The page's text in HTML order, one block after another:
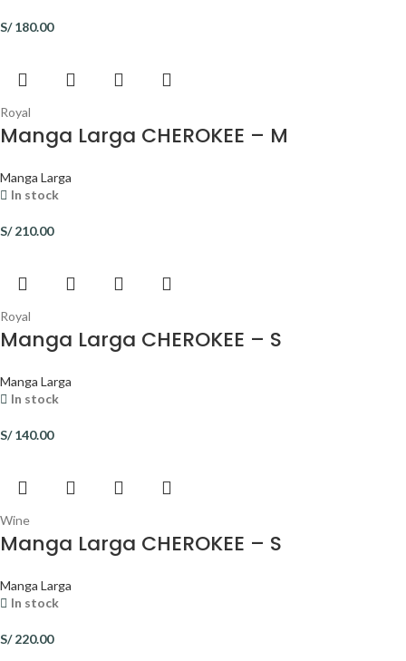
S/180.00
Royal
Manga Larga CHEROKEE – M
Manga Larga
In stock
S/210.00
Royal
Manga Larga CHEROKEE – S
Manga Larga
In stock
S/140.00
Wine
Manga Larga CHEROKEE – S
Manga Larga
In stock
S/220.00